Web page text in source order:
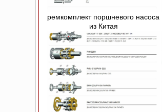
ремкомплект поршневого насоса
из Китая